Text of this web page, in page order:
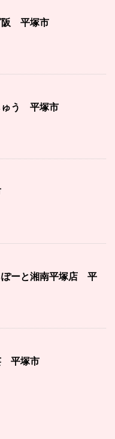
阪 平塚市
ゅう 平塚市
ぽーと湘南平塚店 平
平塚市